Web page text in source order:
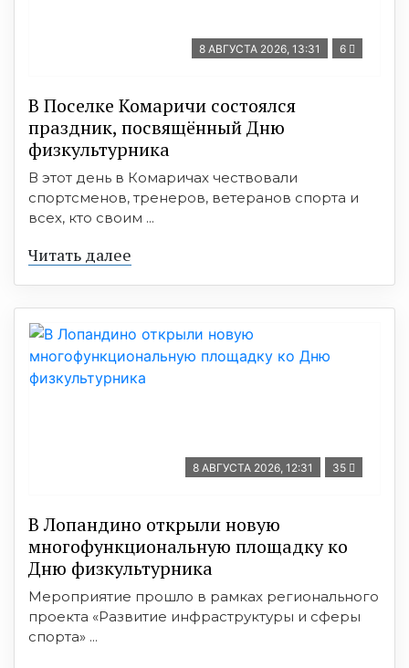
8 АВГУСТА 2026, 13:31 6
В Поселке Комаричи состоялся
праздник, посвящённый Дню
физкультурника
В этот день в Комаричах чествовали
спортсменов, тренеров, ветеранов спорта и
всех, кто своим ...
Читать далее
8 АВГУСТА 2026, 12:31 35
В Лопандино открыли новую
многофункциональную площадку ко
Дню физкультурника
Мероприятие прошло в рамках регионального
проекта «Развитие инфраструктуры и сферы
спорта» ...